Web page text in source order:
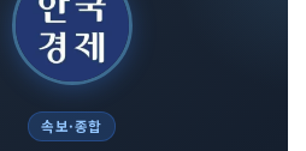
속보·종합